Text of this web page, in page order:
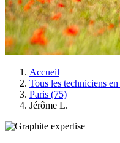
Accueil
Tous les techniciens
Paris (75)
Jérôme L.